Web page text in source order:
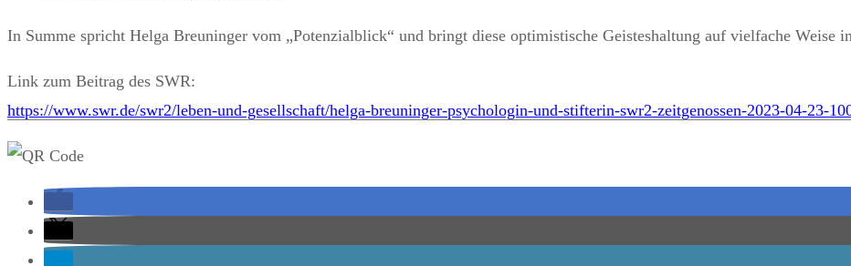
In Summe spricht Helga Breuninger vom „Potenzialblick“ und bringt diese optimistische Geisteshaltung auf vielfache Weise
Link zum Beitrag des SWR:
https://www.swr.de/swr2/leben-und-gesellschaft/helga-breuninger-psychologin-und-stifterin-swr2-zeitgenossen-2023-04-23-